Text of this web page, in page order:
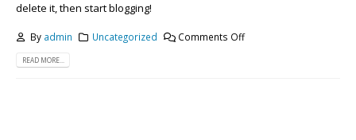
delete it, then start blogging!
By admin Uncategorized Comments Off
READ MORE...